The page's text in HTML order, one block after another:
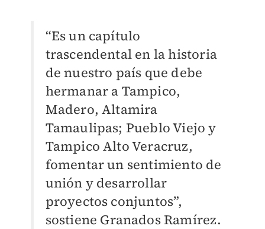
“Es un capítulo
trascendental en la historia
de nuestro país que debe
hermanar a Tampico,
Madero, Altamira
Tamaulipas; Pueblo Viejo y
Tampico Alto Veracruz,
fomentar un sentimiento de
unión y desarrollar
proyectos conjuntos”,
sostiene Granados Ramírez.